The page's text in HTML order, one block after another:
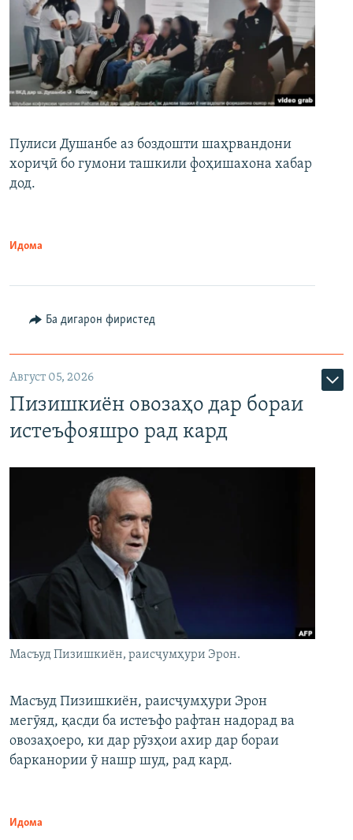
Пулиси Душанбе аз боздошти шаҳрвандони
хориҷӣ бо гумони ташкили фоҳишахона хабар
дод.
Идома
Ба дигарон фиристед
Август 05, 2026
Пизишкиён овозаҳо дар бораи
истеъфояшро рад кард
Масъуд Пизишкиён, раисҷумҳури Эрон.
Масъуд Пизишкиён, раисҷумҳури Эрон
мегӯяд, қасди ба истеъфо рафтан надорад ва
овозаҳоеро, ки дар рӯзҳои ахир дар бораи
барканории ӯ нашр шуд, рад кард.
Идома